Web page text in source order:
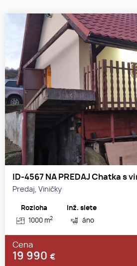
ID-4567 NA PREDAJ Chatka s
Predaj, Viničky
Rozloha
1000 m2
Inž. siete
áno
Cena
19 990 €